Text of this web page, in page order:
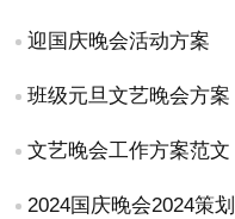
迎国庆晚会活动方案
班级元旦文艺晚会方案
文艺晚会工作方案范文
2024国庆晚会2024策